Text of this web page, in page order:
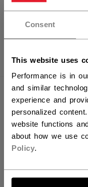
Consent
This website uses
Performance is in
and similar
experience and
personalized
website functions
about how we use
Policy.
Vous
produits
PHOTOS DU
IDENTIFICATION
GROUPE D'ÂGE